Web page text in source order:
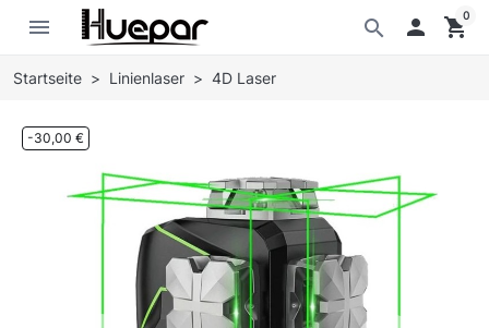
menu search  shopping_cart
0
Startseite Linienlaser 4D Laser
-30,00 €